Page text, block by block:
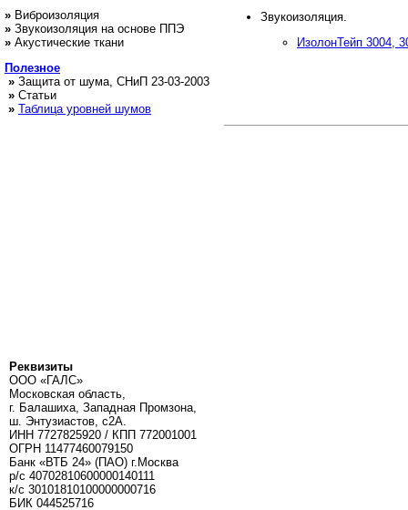
» Виброизоляция
» Звукоизоляция на основе ППЭ
» Акустические ткани
Полезное
» Защита от шума, СНиП 23-03-2003
» Статьи
» Таблица уровней шумов
Реквизиты
ООО «ГАЛС»
Московская область,
г. Балашиха, Западная Промзона,
ш. Энтузиастов, с2А.
ИНН 7727825920 / КПП 772001001
ОГРН 11477460079150
Банк «ВТБ 24» (ПАО) г.Москва
р/с 40702810600000140111
к/c 30101810100000000716
БИК 044525716
Звукоизоляция.
ИзолонТейп 3004,